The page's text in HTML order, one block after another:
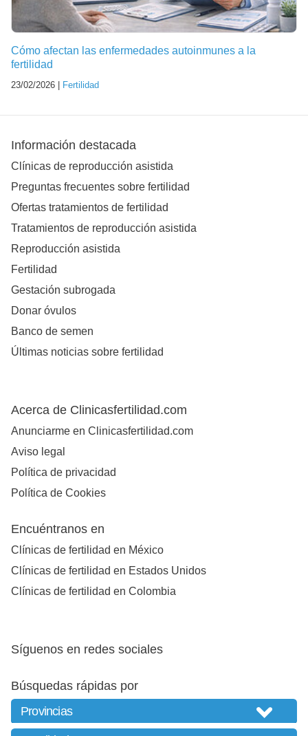
Cómo afectan las enfermedades autoinmunes a la
fertilidad
23/02/2026 | Fertilidad
Información destacada
Clínicas de reproducción asistida
Preguntas frecuentes sobre fertilidad
Ofertas tratamientos de fertilidad
Tratamientos de reproducción asistida
Reproducción asistida
Fertilidad
Gestación subrogada
Donar óvulos
Banco de semen
Últimas noticias sobre fertilidad
Acerca de Clinicasfertilidad.com
Anunciarme en Clinicasfertilidad.com
Aviso legal
Política de privacidad
Política de Cookies
Encuéntranos en
Clínicas de fertilidad en México
Clínicas de fertilidad en Estados Unidos
Clínicas de fertilidad en Colombia
Síguenos en redes sociales
Búsquedas rápidas por